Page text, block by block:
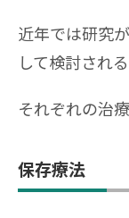
近年では研究
して検討され
それぞれの治
保存療法